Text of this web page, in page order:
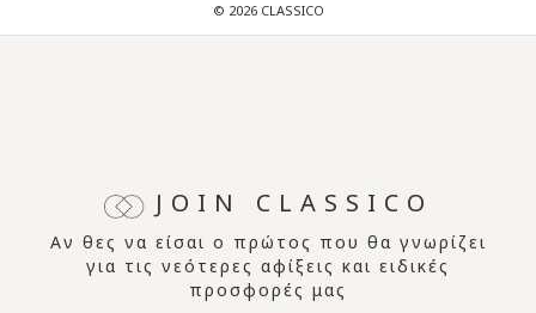
© 2026 CLASSICO
JOIN CLASSICO
Αν θες να είσαι ο πρώτος που θα γνωρίζει
για τις νεότερες αφίξεις και ειδικές
προσφορές μας